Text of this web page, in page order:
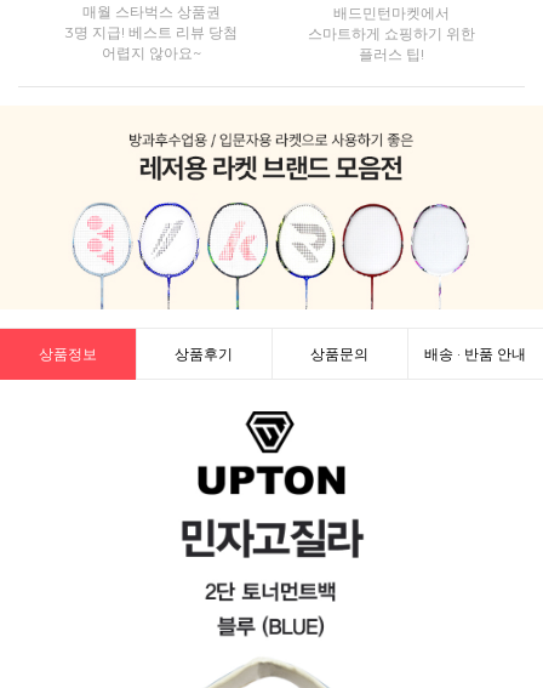
매월 스타벅스 상품권
3명 지급! 베스트 리뷰 당첨
어렵지 않아요~
배드민턴마켓에서
스마트하게 쇼핑하기 위한
플러스 팁!
상품정보 상품후기 상품문의 배송 · 반품 안내